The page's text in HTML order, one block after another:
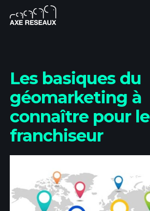
Les basiques du
géomarketing à
connaître pour le
franchiseur